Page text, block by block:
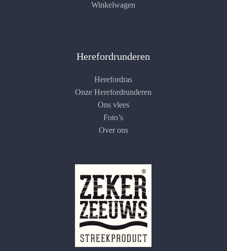
Winkelwagen
Herefordrunderen
Herefordras
Onze Herefordrunderen
Ons vlees
Foto’s
Over ons